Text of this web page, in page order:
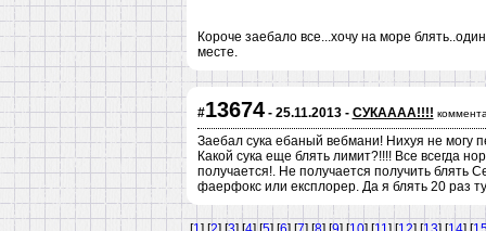
Короче заебало все...хочу на море
месте.
#13674- 25.11.2013 - СУКАААА!!!!
Заебал сука ебаный вебмани! Нихуя не
Какой сука еще блять лимит?!!!! Все всегда
получается!. Не получается получить блять
фаерфокс или експлорер. Да я блять 20 раз